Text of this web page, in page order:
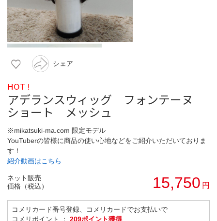
シェア
HOT !
アデランスウィッグ フォンテーヌ
ショート メッシュ
※mikatsuki-ma.com 限定モデル
YouTuberの皆様に商品の使い心地などをご紹介いただいておりま
す！
紹介動画はこちら
ネット販売
価格（税込）
15,750 円
コメリカード番号登録、コメリカードでお支払いで
コメリポイント ： 209ポイント獲得